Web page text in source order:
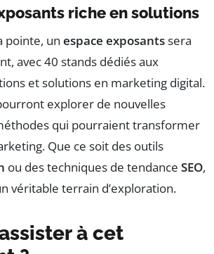
riche en solutions
pointe, un espace exposantssera
avec 40 stands dédiés aux
et solutions en marketing digital.
explorer de nouvelles
qui pourraient transformer
Que ce soit des outils
ou des techniques de tendance SEO,
véritable terrain d’exploration.
à cet